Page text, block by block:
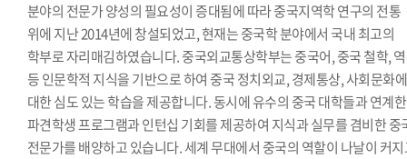
분야의 전문가 양성의 필요성이 증대됨에 따라 중국지역학 연구의 전통
위에 지난 2014년에 창설되었고, 현재는 중국학 분야에서 국내 최고의
학부로 자리매김하였습니다. 중국외교통상학부는 중국어, 중국 철학,
등 인문학적 지식을 기반으로 하여 중국 정치외교, 경제통상, 사회문화에
대한 심도 있는 학습을 제공합니다. 동시에 유수의 중국 대학들과 연계한
파견학생 프로그램과 인턴십 기회를 제공하여 지식과 실무를 겸비한 중
전문가를 배양하고 있습니다. 세계 무대에서 중국의 역할이 나날이 커